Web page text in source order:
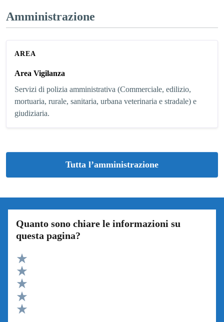
Amministrazione
AREA
Area Vigilanza
Servizi di polizia amministrativa (Commerciale, edilizio,
mortuaria, rurale, sanitaria, urbana veterinaria e stradale) e
giudiziaria.
Tutta l’amministrazione
Quanto sono chiare le informazioni su
questa pagina?
Valuta 5 stelle su 5
Valuta 4 stelle su 5
Valuta 3 stelle su 5
Valuta 2 stelle su 5